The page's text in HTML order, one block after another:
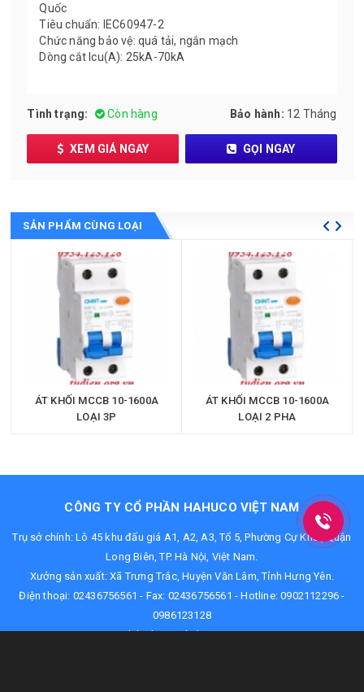
Quốc
Tiêu chuẩn: IEC60947-2
Chức năng bảo vệ: quá tải, ngắn mạch
Dòng cắt Icu(A): 25kA-70kA
Tình trạng: Còn hàng Bảo hành: 12 Tháng
XEM GIÁ NGAY GỌI NGAY
SẢN PHẨM CÙNG LOẠI
ÁT KHỐI MCCB 10-1600A
LOẠI 3P
ÁT KHỐI MCCB 10-1600A
LOẠI 2 PHA
CÔNG TY CỔ PHẦN HAHUCO VIỆT NAM
Trụ sở chính: Lô 45 khu đấu giá A1, A2, A3, Tổ 5, Phường Cự Khối, Quận
Long Biên, TP. Hà Nội, Việt Nam.
Xưởng sản xuất: Xã Trưng Trắc, Huyện Văn Lâm, Tỉnh Hưng Yên.
Điện thoại: 02436756561 - Fax: 02436756561 - Hotline:0902112296 -
0986123128
Email:haihung@hahuco.com.vn